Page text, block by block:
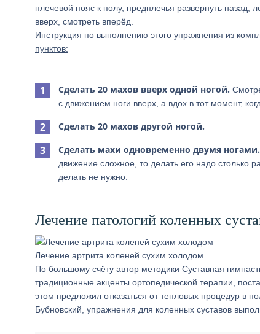
плечевой пояс к полу, предплечья развернуть назад,
вверх, смотреть вперёд.
Инструкция по выполнению этого упражнения из
пунктов:
Сделать 20 махов вверх одной ногой.
с движением ноги вверх, а вдох в тот момент,
Сделать 20 махов другой ногой.
Сделать махи одновременно двумя ногами.
движение сложное, то делать его надо столько
делать не нужно.
Лечение патологий коленных
Лечение артрита коленей сухим холодом
По большому счёту автор методики Суставная
традиционные акценты ортопедической терапии,
этом предложил отказаться от тепловых процедур в
Бубновский, упражнения для коленных суставов